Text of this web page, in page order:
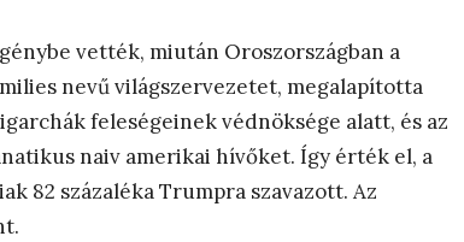
vették, miután Oroszországban a
nevű világszervezetet, megalapította
feleségeinek védnöksége alatt, és az
naiv amerikai hívőket. Így érték el, a
82 százaléka Trumpra szavazott. Az